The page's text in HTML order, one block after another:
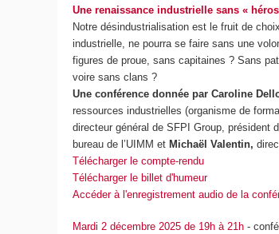
Une renaissance industrielle sans «
Notre désindustrialisation est le fruit de
industrielle, ne pourra se faire sans une
figures de proue, sans capitaines ? Sans
voire sans clans ?
Une conférence donnée par Caroline
ressources industrielles (organisme de
directeur général de SFPI Group, président
bureau de l’UIMM etMichaël Valentin,
Télécharger le compte-rendu
Télécharger le billet d'humeur
Accéder à l'enregistrement audio de la
Mardi 2 décembre 2025 de 19h à 21h-